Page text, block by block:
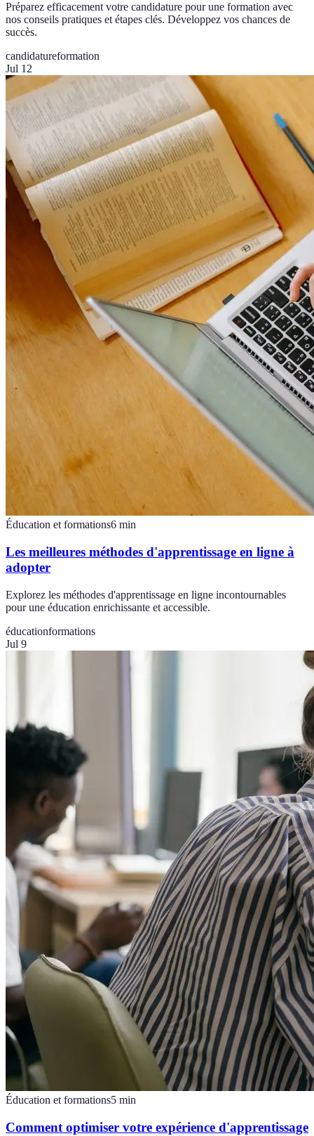
Préparez efficacement votre candidature pour une formation avec
nos conseils pratiques et étapes clés. Développez vos chances de
succès.
candidatureformation
Jul 12
Éducation et formations6 min
Les meilleures méthodes d'apprentissage en ligne à
adopter
Explorez les méthodes d'apprentissage en ligne incontournables
pour une éducation enrichissante et accessible.
éducationformations
Jul 9
Éducation et formations5 min
Comment optimiser votre expérience d'apprentissage